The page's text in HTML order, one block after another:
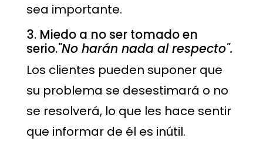
sea importante.
3. Miedo a no ser tomado en
serio."No harán nada al respecto".
Los clientes pueden suponer que
su problema se desestimará o no
se resolverá, lo que les hace sentir
que informar de él es inútil.